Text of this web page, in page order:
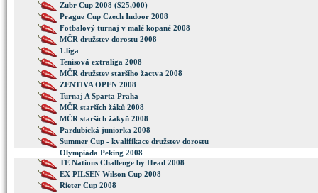
Zubr Cup 2008 ($25,000)
Prague Cup Czech Indoor 2008
Fotbalový turnaj v malé kopané 2008
MČR družstev dorostu 2008
1.liga
Tenisová extraliga 2008
MČR družstev staršího žactva 2008
ZENTIVA OPEN 2008
Turnaj A Sparta Praha
MČR starších žáků 2008
MČR starších žákyň 2008
Pardubická juniorka 2008
Summer Cup - kvalifikace družstev dorostu
Olympiáda Peking 2008
TE Nations Challenge by Head 2008
EX PILSEN Wilson Cup 2008
Rieter Cup 2008